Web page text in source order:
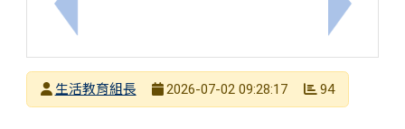
上一筆：宣導近期高風險詐騙案例 下一筆：
發布者生活教育組長
2026-07-02 09:28:17 94